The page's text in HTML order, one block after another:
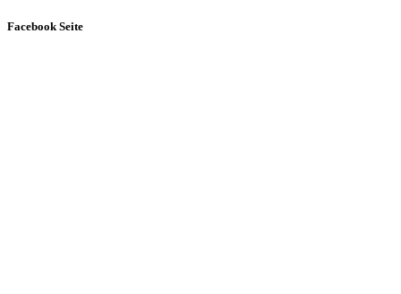
Facebook Seite